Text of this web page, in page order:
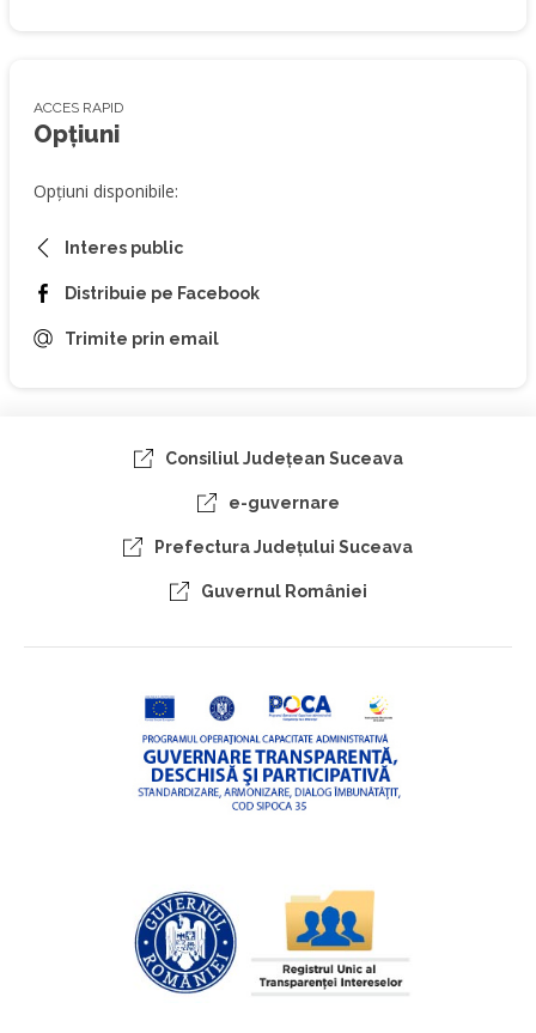
ACCES RAPID
Opțiuni
Opțiuni disponibile:
Interes public
Distribuie pe Facebook
Trimite prin email
Consiliul Judeţean Suceava
e-guvernare
Prefectura Judeţului Suceava
Guvernul României